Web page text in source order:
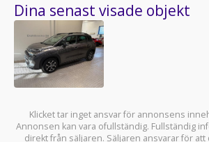
Dina senast visade objekt
Klicket tar inget ansvar för annonsens
Annonsen kan vara ofullständig. Fullständig
direkt från säljaren. Säljaren ansvarar för